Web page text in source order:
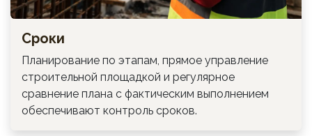
Сроки
Планирование по этапам, прямое управление
строительной площадкой и регулярное
сравнение плана с фактическим выполнением
обеспечивают контроль сроков.